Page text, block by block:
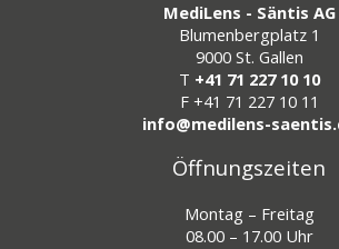
MediLens - Säntis AG
Blumenbergplatz 1
9000 St. Gallen
T +41 71 227 10 10
F +41 71 227 10 11
info@medilens-
Öffnungszeiten
Montag – Freitag
08.00 – 17.00 Uhr